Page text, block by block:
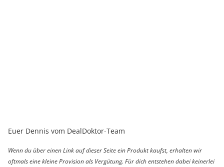
Euer Dennis vom DealDoktor-Team
Wenn du über einen Link auf dieser Seite ein Produkt kaufst, erhalten wir
oftmals eine kleine Provision als Vergütung. Für dich entstehen dabei keinerlei